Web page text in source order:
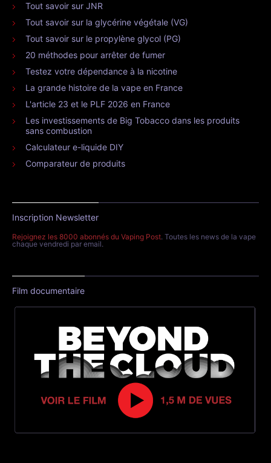
Tout savoir sur JNR
Tout savoir sur la glycérine végétale (VG)
Tout savoir sur le propylène glycol (PG)
20 méthodes pour arrêter de fumer
Testez votre dépendance à la nicotine
La grande histoire de la vape en France
L'article 23 et le PLF 2026 en France
Les investissements de Big Tobacco dans les produits
sans combustion
Calculateur e-liquide DIY
Comparateur de produits
Inscription Newsletter
Rejoignez les 8000 abonnés du Vaping Post. Toutes les news de la vape
chaque vendredi par email.
Film documentaire